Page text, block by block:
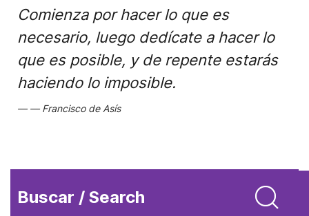
Comienza por hacer lo que es
necesario, luego dedícate a hacer lo
que es posible, y de repente estarás
haciendo lo imposible.
Francisco de Asís
Buscar / Search